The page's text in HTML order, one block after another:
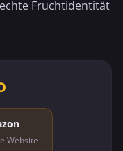
Fruchtidentität
Website